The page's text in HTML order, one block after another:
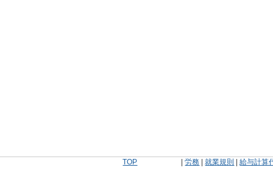
TOP |労務 |就業規則 |給与計算